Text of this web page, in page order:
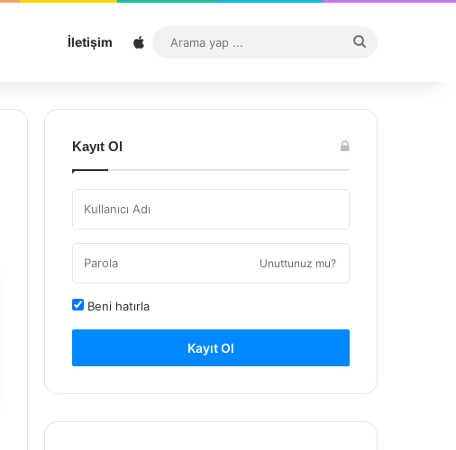
İletişim Sitemap
...
Kayıt Ol
Unuttunuz mu?
Beni hatırla
Kayıt Ol